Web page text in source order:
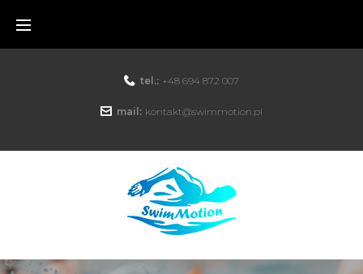
tel.: +48 694 872 007
mail: kontakt@swimmotion.pl